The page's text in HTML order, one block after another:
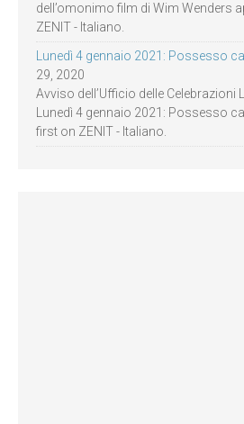
dell’omonimo film di Wim Wenders
ZENIT - Italiano.
Lunedì 4 gennaio 2021: Possesso
29, 2020
Avviso dell’Ufficio delle Celebrazioni
Lunedì 4 gennaio 2021: Possesso
first on ZENIT - Italiano.